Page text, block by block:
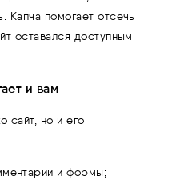
Капча помогает отсечь
оставался доступным
и вам
сайт, но и его
и формы;